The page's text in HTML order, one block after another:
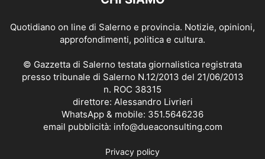
Quotidiano on line di Salerno e provincia. Notizie, opinioni,
approfondimenti, politica e cultura.
© Gazzetta di Salerno testata giornalistica registrata
presso tribunale di Salerno N.12/2013 del 21/06/2013
n. ROC 38315
direttore: Alessandro Livrieri
WhatsApp & mobile: 351.5646236
email pubblicità: info@dueaconsulting.com
Privacy policy